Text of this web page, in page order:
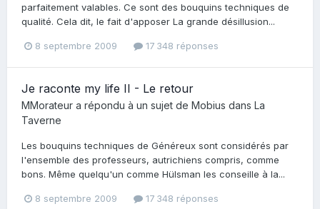
parfaitement valables. Ce sont des bouquins techniques de
qualité. Cela dit, le fait d'apposer La grande désillusion...
8 septembre 2009 17 348 réponses
Je raconte my life II - Le retour
MMorateur a répondu à un sujet de Mobius dans La
Taverne
Les bouquins techniques de Généreux sont considérés par
l'ensemble des professeurs, autrichiens compris, comme
bons. Même quelqu'un comme Hülsman les conseille à la...
8 septembre 2009 17 348 réponses